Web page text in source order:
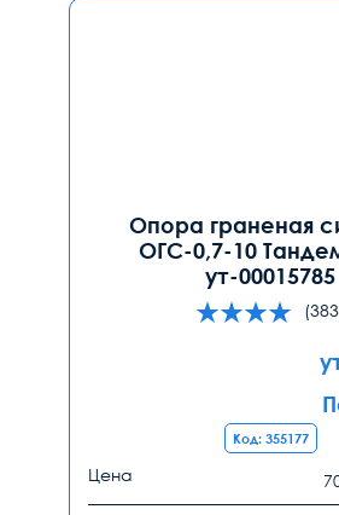
Опора граненая
ОГС-0,7-10
ут-00015785
Код: 355177
Цена